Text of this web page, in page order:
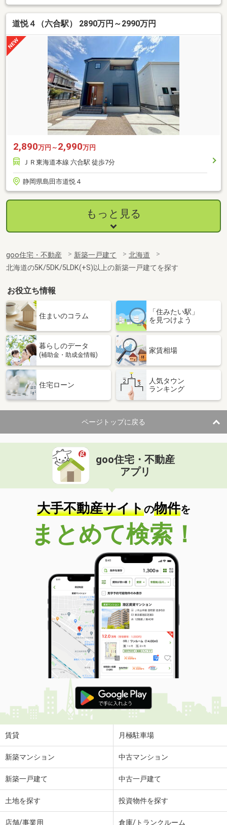
道悦４（六合駅） 2890万円～2990万円
2,890万円～ 2,990万円
ＪＲ東海道本線 六合駅 徒歩7分
静岡県島田市道悦４
もっと見る
goo住宅・不動産 新築一戸建て
北海道
北海道の5K/5DK/5LDK(+S)以上の新築一戸建てを探す
お役立ち情報
住まいのコラム
「住みたい駅」
を見つけよう
暮らしのデータ
(補助金・助成金情報)
家賃相場
住宅ローン
人気タウン
ランキング
ページトップに戻る
goo住宅・不動産
アプリ
大手不動産サイトの物件を
まとめて検索！
賃貸 月極駐車場
新築マンション 中古マンション
新築一戸建て 中古一戸建て
土地を探す 投資物件を探す
店舗/事業用 倉庫/トランクルーム